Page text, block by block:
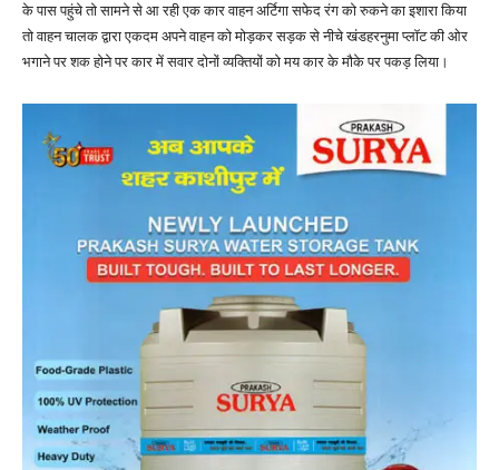
के पास पहुंचे तो सामने से आ रही एक कार वाहन अर्टिगा सफेद रंग को रुकने का इशारा किया
तो वाहन चालक द्वारा एकदम अपने वाहन को मोड़कर सड़क से नीचे खंडहरनुमा प्लॉट की ओर
भगाने पर शक होने पर कार में सवार दोनों व्यक्तियों को मय कार के मौके पर पकड़ लिया।